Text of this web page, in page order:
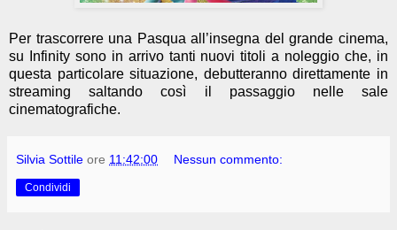
Per trascorrere una Pasqua all’insegna del grande cinema,
su Infinity sono in arrivo tanti nuovi titoli a noleggio che, in
questa particolare situazione, debutteranno direttamente in
streaming saltando così il passaggio nelle sale
cinematografiche.
Silvia Sottile ore 11:42:00 Nessun commento:
Condividi